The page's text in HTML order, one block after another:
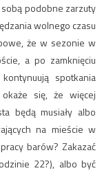
podobne zarzuty
wolnego czasu
że w sezonie w
a po zamknięciu
spotkania
się, że więcej
będą musiały albo
na mieście w
barów? Zakazać
22?), albo być